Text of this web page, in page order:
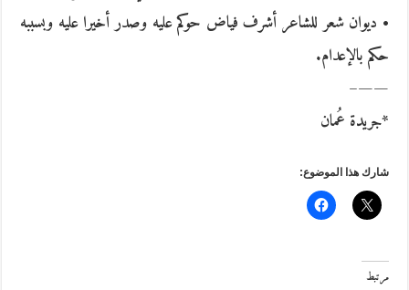
• ديوان شعر للشاعر أشرف فياض حوكم عليه وصدر أخيرا عليه وبسببه
حكم بالإعدام.
——–
*جريدة عُمان
شارك هذا الموضوع:
مرتبط